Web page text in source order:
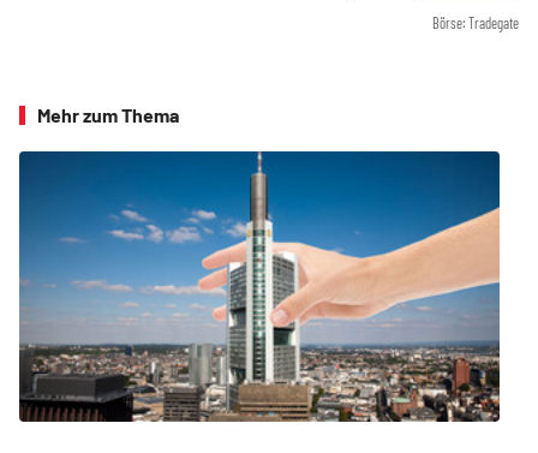
Börse: Tradegate
Mehr zum Thema